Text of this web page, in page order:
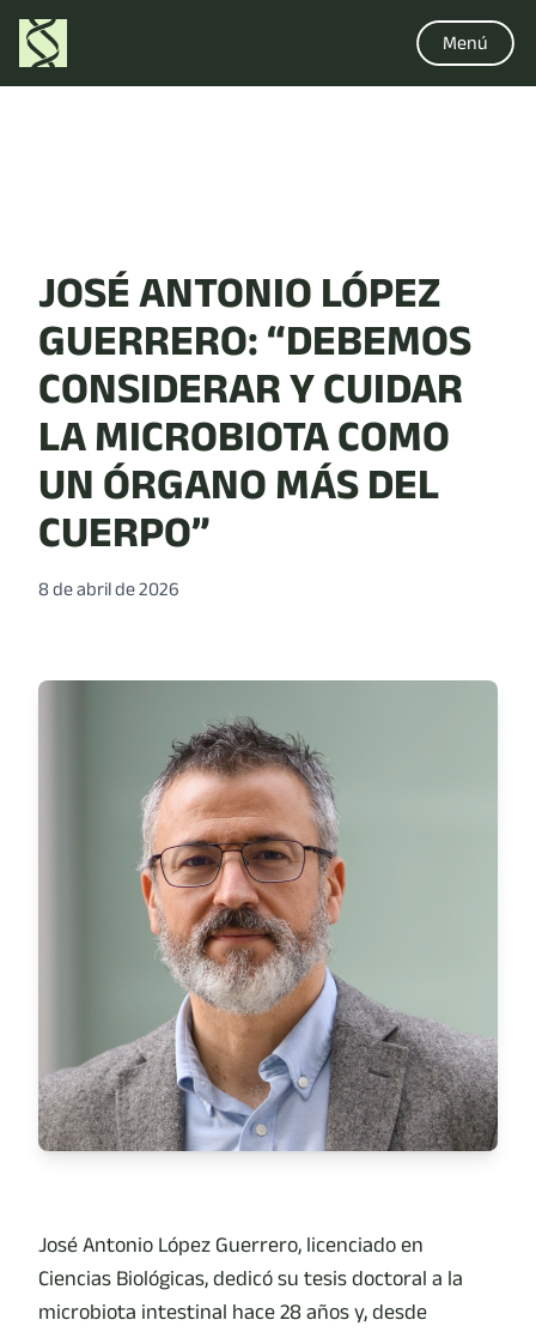
Menú
JOSÉ ANTONIO LÓPEZ
GUERRERO: “DEBEMOS
CONSIDERAR Y CUIDAR
LA MICROBIOTA COMO
UN ÓRGANO MÁS DEL
CUERPO”
8 de abril de 2026
José Antonio López Guerrero, licenciado en
Ciencias Biológicas, dedicó su tesis doctoral a la
microbiota intestinal hace 28 años y, desde